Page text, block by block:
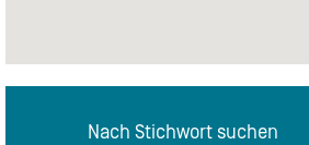
Nach Stichwort suchen